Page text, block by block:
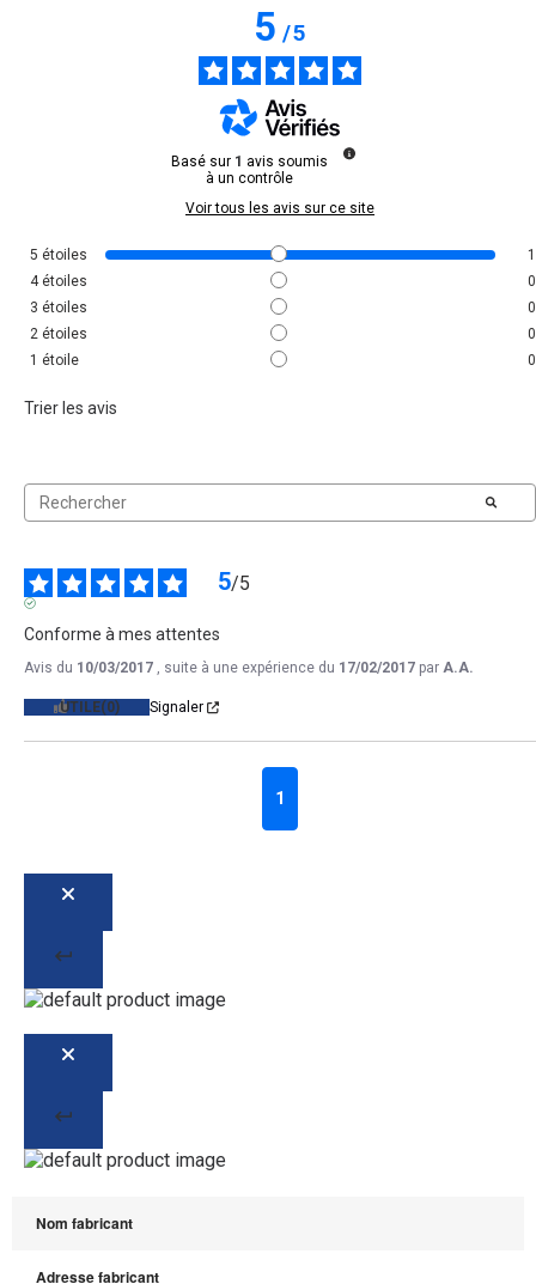
5/5
Basé sur 1 avis soumis
à un contrôle
Voir tous les avis sur ce site
5 étoiles
1
4 étoiles
0
3 étoiles
0
2 étoiles
0
1 étoile 0
Trier les avis
5/5
Conforme à mes attentes
Avis du 10/03/2017 , suite à une expérience du 17/02/2017 par A.A.
UTILE(0) Signaler
1
Nom fabricant
Adresse fabricant